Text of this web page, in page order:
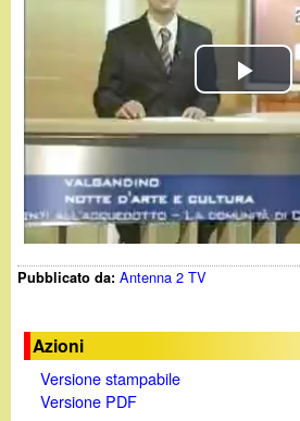
n
o
r
c
aP
l
a
y
i
Pubblicato da:Antenna 2 TV
Azioni
Versione stampabile
Versione PDF